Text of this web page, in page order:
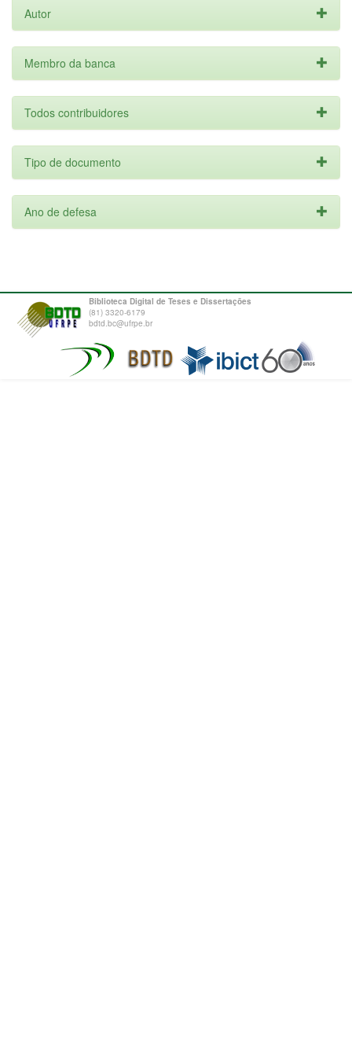
Autor
Membro da banca
Todos contribuidores
Tipo de documento
Ano de defesa
Biblioteca Digital de Teses e Dissertações
(81) 3320-6179
bdtd.bc@ufrpe.br